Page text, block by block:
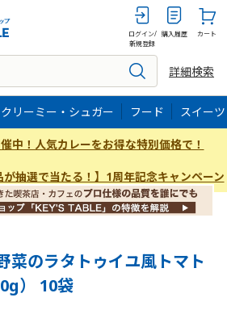
ログイン/
新規登録
購入履歴 カート
詳細検索
クリーミー・シュガー フード スイーツ
中！人気カレーをお得な特別価格で！
が抽選で当たる！】1周年記念キャンペーン
菜のラタトゥイユ風トマト
） 10袋